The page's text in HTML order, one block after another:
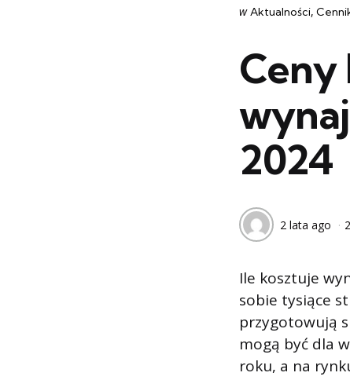
Categories
post
w Aktualności
Ceny
2024
2 lata ago
Ile kosztuje
sobie tysiące
przygotowują
mogą być dla
roku, a na